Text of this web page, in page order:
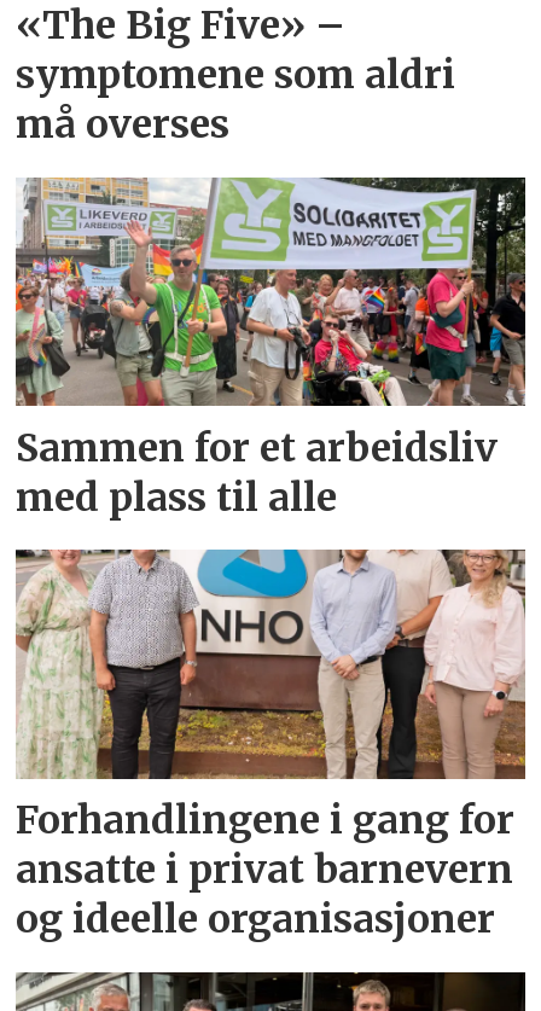
«The Big Five» –
symptomene som aldri
må overses
Sammen for et arbeidsliv
med plass til alle
Forhandlingene i gang for
ansatte i privat barnevern
og ideelle organisasjoner